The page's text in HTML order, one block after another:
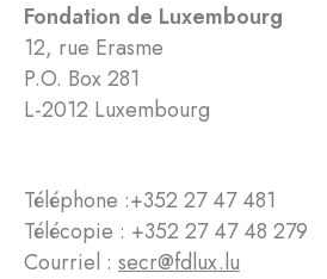
Fondation de Luxembourg
12, rue Erasme
P.O. Box 281
L-2012 Luxembourg
Téléphone :+352 27 47 481
Télécopie : +352 27 47 48 279
Courriel : secr@fdlux.lu